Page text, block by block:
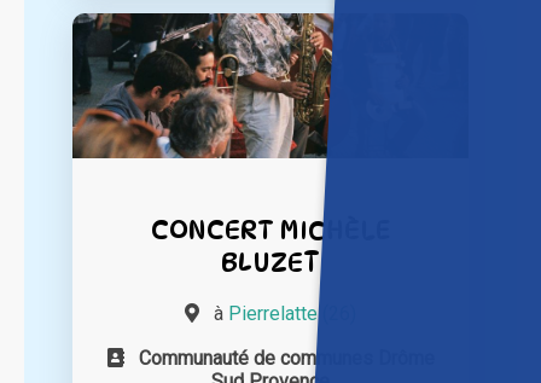
CONCERT MICHÈLE
BLUZET
à Pierrelatte (26)
Communauté de communes Drôme